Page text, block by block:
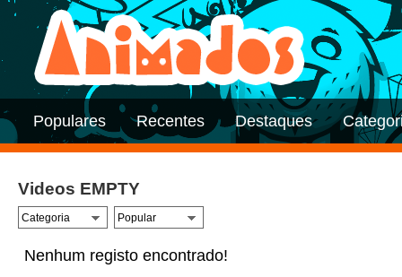
Populares Recentes Destaques
Videos EMPTY
Nenhum registo encontrado!